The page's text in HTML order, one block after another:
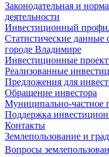
Законодательная и
деятельности
Инвестиционный
Статистические данные
городе Владимире
Инвестиционные
Реализованные
Предложения для
Обращение инвестора
Муниципально-частное
Поддержка
Контакты
Землепользование и
Вопросы